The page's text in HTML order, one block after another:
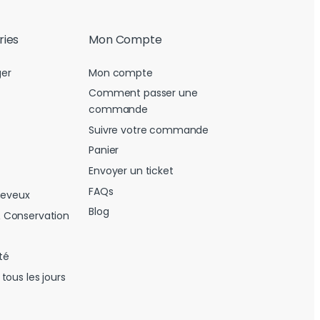
les jours
Mon Compte
Mon compte
Comment passer une
commande
Suivre votre commande
Panier
Envoyer un ticket
FAQs
Blog